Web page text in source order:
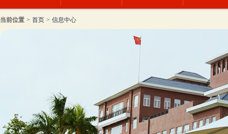
当前位置 > 首页 > 信息中心